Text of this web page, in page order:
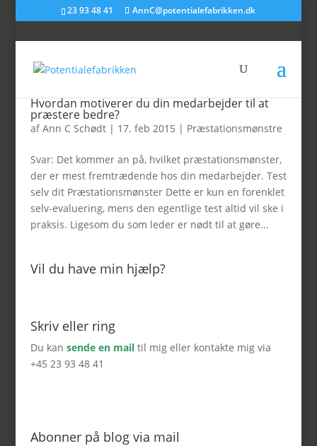
23 93 48 41 AnnC@potentialefabrikken.dk
Hvordan motiverer du din medarbejder til at
præstere bedre?
afAnn C Schødt| 17. feb 2015 | Præstationsmønstre
Svar: Det kommer an på, hvilket præstationsmønster,
der er mest fremtrædende hos din medarbejder. Test
selv dit Præstationsmønster Dette er kun en forenklet
selv-evaluering, mens den egentlige test altid vil ske i
praksis. Ligesom du som leder er nødt til at gøre...
Vil du have min hjælp?
Skriv eller ring
Du kan sende en mail til mig eller kontakte mig via
+45 23 93 48 41
Abonner på blog via mail